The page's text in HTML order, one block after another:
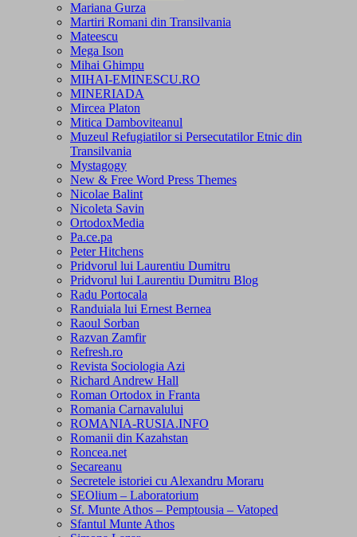
Mariana Gurza
Martiri Romani din Transilvania
Mateescu
Mega Ison
Mihai Ghimpu
MIHAI-EMINESCU.RO
MINERIADA
Mircea Platon
Mitica Damboviteanul
Muzeul Refugiatilor si Persecutatilor Etnic din
Transilvania
Mystagogy
New & Free Word Press Themes
Nicolae Balint
Nicoleta Savin
OrtodoxMedia
Pa.ce.pa
Peter Hitchens
Pridvorul lui Laurentiu Dumitru
Pridvorul lui Laurentiu Dumitru Blog
Radu Portocala
Randuiala lui Ernest Bernea
Raoul Sorban
Razvan Zamfir
Refresh.ro
Revista Sociologia Azi
Richard Andrew Hall
Roman Ortodox in Franta
Romania Carnavalului
ROMANIA-RUSIA.INFO
Romanii din Kazahstan
Roncea.net
Secareanu
Secretele istoriei cu Alexandru Moraru
SEOlium – Laboratorium
Sf. Munte Athos – Pemptousia – Vatoped
Sfantul Munte Athos